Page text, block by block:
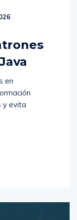
en
y evita